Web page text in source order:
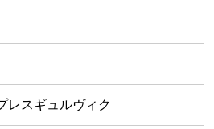
レスギュルヴィク